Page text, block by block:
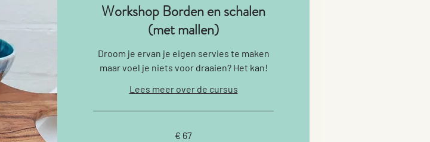
Workshop Borden en schalen
(met mallen)
Droom je ervan je eigen servies te maken
maar voel je niets voor draaien? Het kan!
Lees meer over de cursus
€ 67